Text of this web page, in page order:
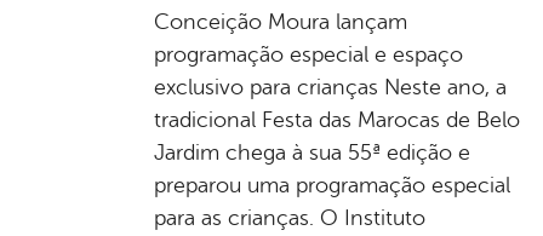
Conceição Moura lançam
programação especial e espaço
exclusivo para crianças Neste ano, a
tradicional Festa das Marocas de Belo
Jardim chega à sua 55ª edição e
preparou uma programação especial
para as crianças. O Instituto